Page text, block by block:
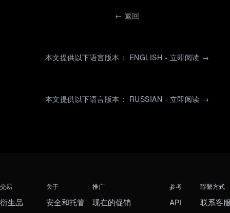
← 返回
本文提供以下语言版本： ENGLISH - 立即阅读 →
本文提供以下语言版本： RUSSIAN - 立即阅读 →
交易
衍生品
关于
安全和托管
推广
现在的促销
参考
API
聯繫方式
联系客